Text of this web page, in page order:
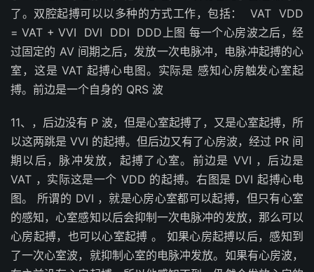
了。双腔起搏可以以多种的方式工作，包括： VAT VDD
= VAT + VVI DVI DDI DDD上图 每一个心房波之后，经
过固定的 AV 间期之后，发放一次电脉冲，电脉冲起搏的心
室，这是 VAT 起搏心电图。实际是 感知心房触发心室起
搏。前边是一个自身的 QRS 波
11、，后边没有 P 波，但是心室起搏了，又是心室起搏，所
以这两跳是 VVI 的起搏。但后边又有了心房波，经过 PR 间
期以后，脉冲发放，起搏了心室。前边是 VVI ，后边是
VAT ，实际这是一个 VDD 的起搏。右图是 DVI 起搏心电
图。 所谓的 DVI ，就是心房心室都可以起搏，但只有心室
的感知，心室感知以后会抑制一次电脉冲的发放，那么可以
心房起搏，也可以心室起搏 。 如果心房起搏以后，感知到
了一次心室波，就抑制心室的电脉冲发放。如果有心房波，